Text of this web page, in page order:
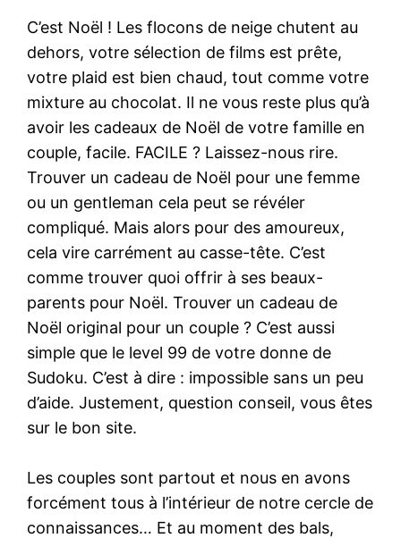
C’est Noël ! Les flocons de neige chutent au
dehors, votre sélection de films est prête,
votre plaid est bien chaud, tout comme votre
mixture au chocolat. Il ne vous reste plus qu’à
avoir les cadeaux de Noël de votre famille en
couple, facile. FACILE ? Laissez-nous rire.
Trouver un cadeau de Noël pour une femme
ou un gentleman cela peut se révéler
compliqué. Mais alors pour des amoureux,
cela vire carrément au casse-tête. C’est
comme trouver quoi offrir à ses beaux-
parents pour Noël. Trouver un cadeau de
Noël original pour un couple ? C’est aussi
simple que le level 99 de votre donne de
Sudoku. C’est à dire : impossible sans un peu
d’aide. Justement, question conseil, vous êtes
sur le bon site.
Les couples sont partout et nous en avons
forcément tous à l’intérieur de notre cercle de
connaissances… Et au moment des bals,